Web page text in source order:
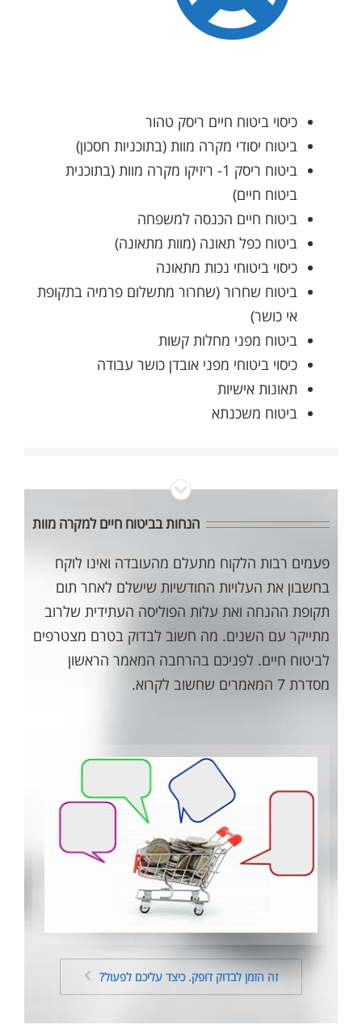
כיסוי ביטוח חיים ריסק טהור
ביטוח יסודי מקרה מוות (בתוכניות חסכון)
ביטוח ריסק 1- ריזיקו מקרה מוות (בתוכנית
ביטוח חיים)
ביטוח חיים הכנסה למשפחה
ביטוח כפל תאונה (מוות מתאונה)
כיסוי ביטוחי נכות מתאונה
ביטוח שחרור (שחרור מתשלום פרמיה בתקופת
אי כושר)
ביטוח מפני מחלות קשות
כיסוי ביטוחי מפני אובדן כושר עבודה
תאונות אישיות
ביטוח משכנתא
הנחות בביטוח חיים למקרה מוות
פעמים רבות הלקוח מתעלם מהעובדה ואינו לוקח
בחשבון את העלויות החודשיות שישלם לאחר תום
תקופת ההנחה ואת עלות הפוליסה העתידית שלרוב
מתייקר עם השנים. מה חשוב לבדוק בטרם מצטרפים
לביטוח חיים. לפניכם בהרחבה המאמר הראשון
מסדרת 7 המאמרים שחשוב לקרוא.
זה הזמן לבדוק דופק. כיצד עליכם לפעול?